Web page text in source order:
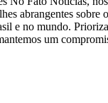
abrangentes sobre
e no mundo.
um